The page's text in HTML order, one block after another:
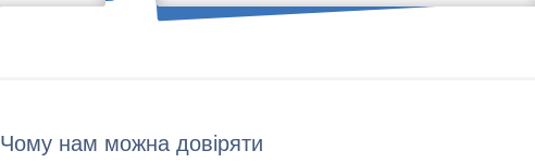
Чому нам можна довіряти